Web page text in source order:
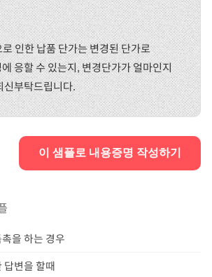
인한 납품 단가는 변경된 단가로
응할 수 있는지, 변경단가가 얼마인지
신부탁드립니다.
이 샘플로 내용증명 작성하기
을 하는 경우
답변을 할때